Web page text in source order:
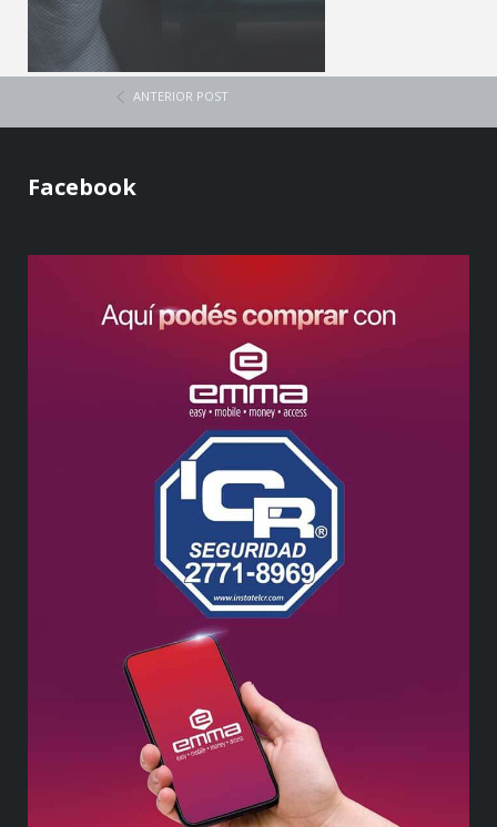
ANTERIOR POST
Facebook